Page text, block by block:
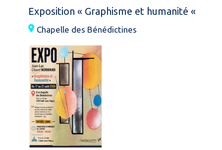
Exposition « Graphisme et humanité «
Chapelle des Bénédictines